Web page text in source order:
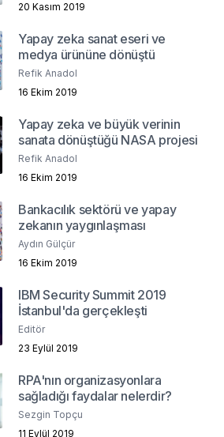
20 Kasım 2019
Yapay zeka sanat eseri ve
medya ürününe dönüştü
Refik Anadol
16 Ekim 2019
Yapay zeka ve büyük verinin
sanata dönüştüğü NASA projesi
Refik Anadol
16 Ekim 2019
Bankacılık sektörü ve yapay
zekanın yaygınlaşması
Aydın Gülçür
16 Ekim 2019
IBM Security Summit 2019
İstanbul'da gerçekleşti
Editör
23 Eylül 2019
RPA'nın organizasyonlara
sağladığı faydalar nelerdir?
Sezgin Topçu
11 Eylül 2019